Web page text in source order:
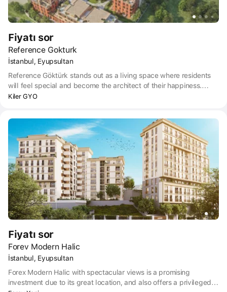
Fiyatı sor
Reference Gokturk
İstanbul, Eyupsultan
Reference Göktürk stands out as a living space where residents
will feel special and become the architect of their happiness.
Because every detail in the complex is carefully designed for
Kiler GYO
Fiyatı sor
Forev Modern Halic
İstanbul, Eyupsultan
Forex Modern Halic with spectacular views is a promising
investment due to its great location, and also offers a privileged